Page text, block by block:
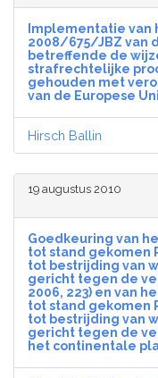
Implementatie van
2008/675/JBZ van
betreffende de
strafrechtelijke
gehouden met
van de Europese
Hirsch Ballin
19 augustus 2010
Goedkeuring van
tot stand gekomen
tot bestrijding van
gericht tegen de
2006, 223) en van
tot stand gekomen
tot bestrijding van
gericht tegen de
het continentale